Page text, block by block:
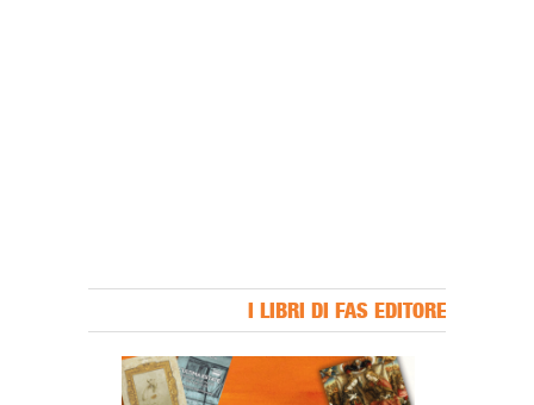
I LIBRI DI FAS EDITORE